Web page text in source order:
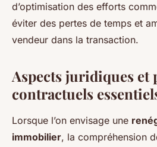
d’optimisation des efforts
éviter des pertes de temps et
vendeur dans la transaction.
Aspects juridiques et
contractuels
Lorsque l’on envisage une
immobilier, la compréhension